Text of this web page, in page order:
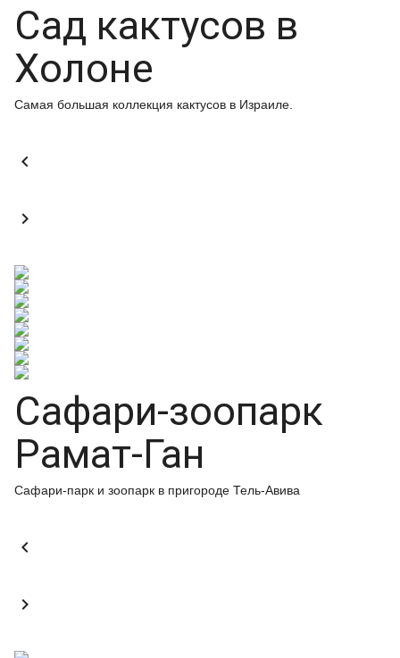
Сад кактусов в
Холоне
Самая большая коллекция кактусов в Израиле.


Сафари-зоопарк
Рамат-Ган
Сафари-парк и зоопарк в пригороде Тель-Авива

